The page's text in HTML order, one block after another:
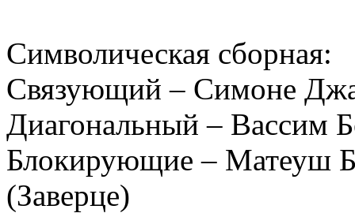
Символическая сборная:
Связующий – Симоне
Диагональный – Вассим
Блокирующие – Матеуш
(Заверце)